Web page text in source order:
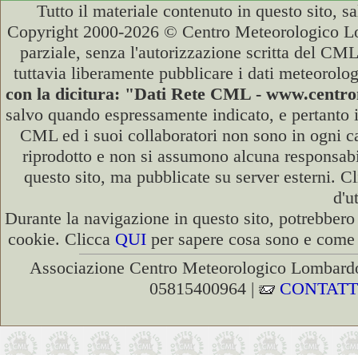
Tutto il materiale contenuto in questo sito,
Copyright 2000-2026 © Centro Meteorologico
parziale, senza l'autorizzazione scritta del
tuttavia liberamente pubblicare i dati
con la dicitura: "Dati Rete CML -
salvo quando espressamente indicato, e
CML ed i suoi collaboratori non sono in ogni
riprodotto e non si assumono alcuna
questo sito, ma pubblicate su server esterni.
Durante la navigazione in questo sito,
cookie. Clicca QUI per sapere cosa sono e
Associazione Centro Meteorologico
05815400964 |